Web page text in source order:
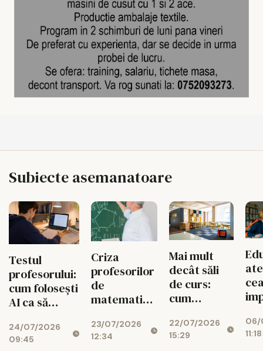
Subiecte asemanatoare
Testul
profesorului:
cum folosești
AI ca să
bine
24/07/2026
09:45
Criza
profesorilor
de
matematică,
chimie
explodează
23/07/2026
12:34
Mai mult
decât săli
de curs:
cum
UAIC
campusul în
22/07/2026
15:29
06/
11:18